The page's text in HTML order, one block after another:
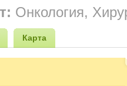
Онкология,
Карта